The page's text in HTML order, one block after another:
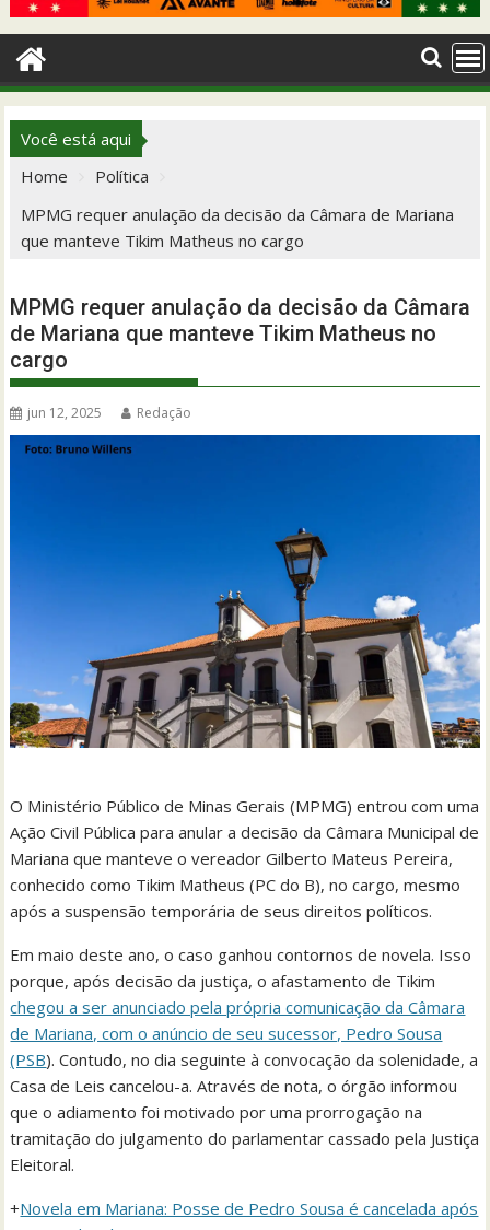
Você está aqui
Home
Política
MPMG requer anulação da decisão da Câmara de Mariana
que manteve Tikim Matheus no cargo
MPMG requer anulação da decisão da Câmara
de Mariana que manteve Tikim Matheus no
cargo
jun 12, 2025 Redação
O Ministério Público de Minas Gerais (MPMG) entrou com uma
Ação Civil Pública para anular a decisão da Câmara Municipal de
Mariana que manteve o vereador Gilberto Mateus Pereira,
conhecido como Tikim Matheus (PC do B), no cargo, mesmo
após a suspensão temporária de seus direitos políticos.
Em maio deste ano, o caso ganhou contornos de novela. Isso
porque, após decisão da justiça, o afastamento de Tikim
chegou a ser anunciado pela própria comunicação da Câmara
de Mariana, com o anúncio de seu sucessor, Pedro Sousa
(PSB). Contudo, no dia seguinte à convocação da solenidade, a
Casa de Leis cancelou-a. Através de nota, o órgão informou
que o adiamento foi motivado por uma prorrogação na
tramitação do julgamento do parlamentar cassado pela Justiça
Eleitoral.
+Novela em Mariana: Posse de Pedro Sousa é cancelada após